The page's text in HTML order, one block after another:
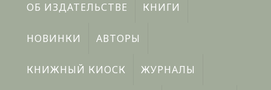
ОБ ИЗДАТЕЛЬСТВЕ КНИГИ
НОВИНКИ АВТОРЫ
КНИЖНЫЙ КИОСК ЖУРНАЛЫ